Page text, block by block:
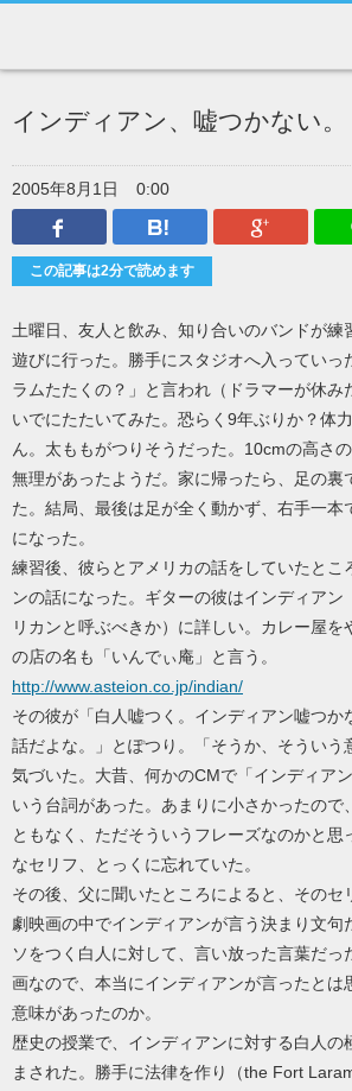
インディアン、嘘つかない。
2005年8月1日
0:00
Facebook
はてなブック
この記事は2分で読めます
土曜日、友人と飲み、知り合いのバンドが練
遊びに行った。勝手にスタジオへ入っていっ
ラムたたくの？」と言われ（ドラマーが休み
いでにたたいてみた。恐らく9年ぶりか？体
ん。太ももがつりそうだった。10cmの高さ
無理があったようだ。家に帰ったら、足の裏
た。結局、最後は足が全く動かず、右手一本
になった。
練習後、彼らとアメリカの話をしていたとこ
ンの話になった。ギターの彼はインディアン
リカンと呼ぶべきか）に詳しい。カレー屋を
の店の名も「いんでぃ庵」と言う。
http://www.asteion.co.jp/indian/
その彼が「白人嘘つく。インディアン嘘つか
話だよな。」とぽつり。「そうか、そういう
気づいた。大昔、何かのCMで「インディア
いう台詞があった。あまりに小さかったので
ともなく、ただそういうフレーズなのかと思
なセリフ、とっくに忘れていた。
その後、父に聞いたところによると、そのセ
劇映画の中でインディアンが言う決まり文句
ソをつく白人に対して、言い放った言葉だっ
画なので、本当にインディアンが言ったとは
意味があったのか。
歴史の授業で、インディアンに対する白人の
まされた。勝手に法律を作り（the Fort